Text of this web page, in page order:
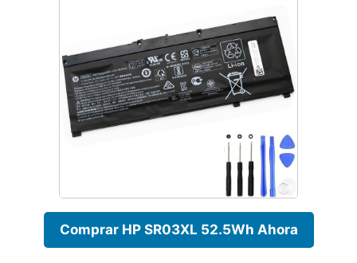
Comprar HP SR03XL 52.5Wh Ahora